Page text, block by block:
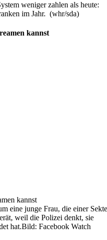
weniger zahlen als heute:
im Jahr. (whr/sda)
kannst
kannst
eine junge Frau, die einer Sekte
weil die Polizei denkt, sie
hat.Bild: Facebook Watch